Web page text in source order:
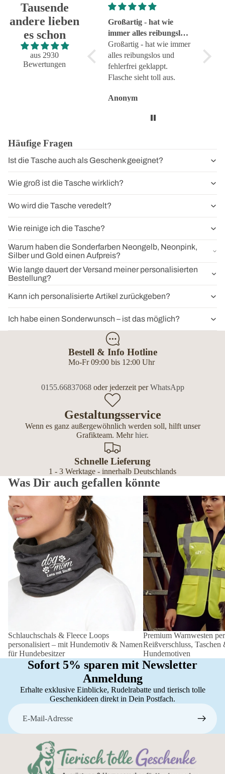
Tausende
andere lieben
es schon
aus 2930
Bewertungen
Super!
Super!
Großartig - hat wie
immer alles reibungslos
und fehlerfrei geklappt
Großartig - hat wie immer
alles reibungslos und
fehlerfrei geklappt.
Flasche sieht toll aus.
Anonym
Häufige Fragen
Ist die Tasche auch als Geschenk geeignet?
Wie groß ist die Tasche wirklich?
Wo wird die Tasche veredelt?
Wie reinige ich die Tasche?
Warum haben die Sonderfarben Neongelb, Neonpink,
Silber und Gold einen Aufpreis?
Wie lange dauert der Versand meiner personalisierten
Bestellung?
Kann ich personalisierte Artikel zurückgeben?
Ich habe einen Sonderwunsch – ist das möglich?
Bestell & Info Hotline
Mo-Fr 09:00 bis 12:00 Uhr
0155.66837068oder jederzeit perWhatsApp
Gestaltungsservice
Wenn es ganz außergewöhnlich werden soll, hilft unser
Grafikteam. Mehrhier.
Schnelle Lieferung
1 - 3 Werktage - innerhalb Deutschlands
Was Dir auch gefallen könnte
Schlauchschals & Fleece Loops personalisiert – mit Hundemotiv &
Schlauchschals & Fleece Loops
personalisiert – mit Hundemotiv & Namen
für Hundebesitzer
Premium Warnwesten
Premium Warnwesten
Reißverschluss, Taschen
Hundemotiven
Sofort 5% sparen mit Newsletter
Anmeldung
Erhalte exklusive Einblicke, Rudelrabatte und tierisch tolle
Geschenkideen direkt in Dein Postfach.
E-Mail